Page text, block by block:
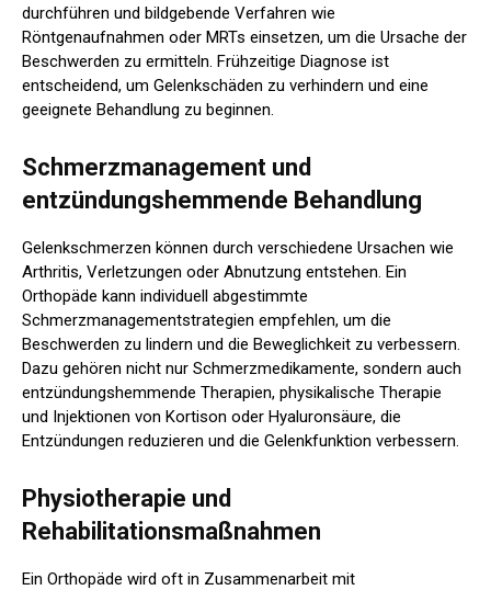
durchführen und bildgebende Verfahren wie
Röntgenaufnahmen oder MRTs einsetzen, um die Ursache der
Beschwerden zu ermitteln. Frühzeitige Diagnose ist
entscheidend, um Gelenkschäden zu verhindern und eine
geeignete Behandlung zu beginnen.
Schmerzmanagement und
entzündungshemmende Behandlung
Gelenkschmerzen können durch verschiedene Ursachen wie
Arthritis, Verletzungen oder Abnutzung entstehen. Ein
Orthopäde kann individuell abgestimmte
Schmerzmanagementstrategien empfehlen, um die
Beschwerden zu lindern und die Beweglichkeit zu verbessern.
Dazu gehören nicht nur Schmerzmedikamente, sondern auch
entzündungshemmende Therapien, physikalische Therapie
und Injektionen von Kortison oder Hyaluronsäure, die
Entzündungen reduzieren und die Gelenkfunktion verbessern.
Physiotherapie und
Rehabilitationsmaßnahmen
Ein Orthopäde wird oft in Zusammenarbeit mit